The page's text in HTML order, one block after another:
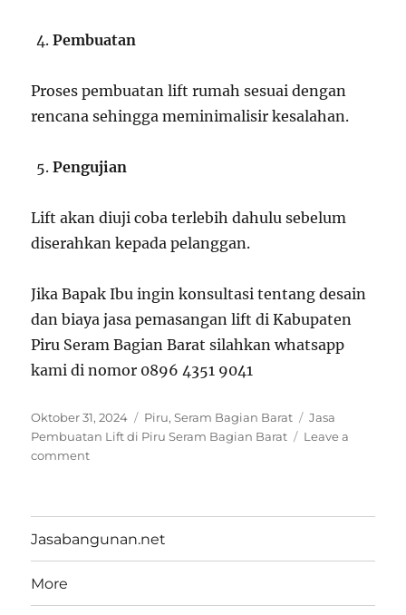
Pembuatan
Proses pembuatan lift rumah sesuai dengan
rencana sehingga meminimalisir kesalahan.
Pengujian
Lift akan diuji coba terlebih dahulu sebelum
diserahkan kepada pelanggan.
Jika Bapak Ibu ingin konsultasi tentang desain
dan biaya jasa pemasangan lift di Kabupaten
Piru Seram Bagian Barat silahkan whatsapp
kami di nomor 0896 4351 9041
Posted
on
Oktober 31, 2024 Categories
Piru,Seram Bagian Barat Tags
Jasa
Pembuatan Lift di Piru Seram Bagian Barat
Leave a
commenton
Rumah
Seram
Jasabangunan.net
More